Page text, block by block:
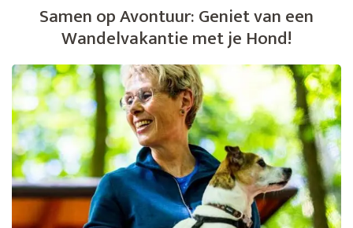
op
de
Samen op Avontuur: Geniet van een
Wandelvakantie met je Hond!